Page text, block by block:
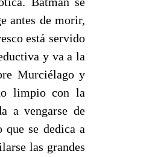
antes de morir,
está servido
y va a la
Murciélago y
limpio con la
a vengarse de
se dedica a
las grandes